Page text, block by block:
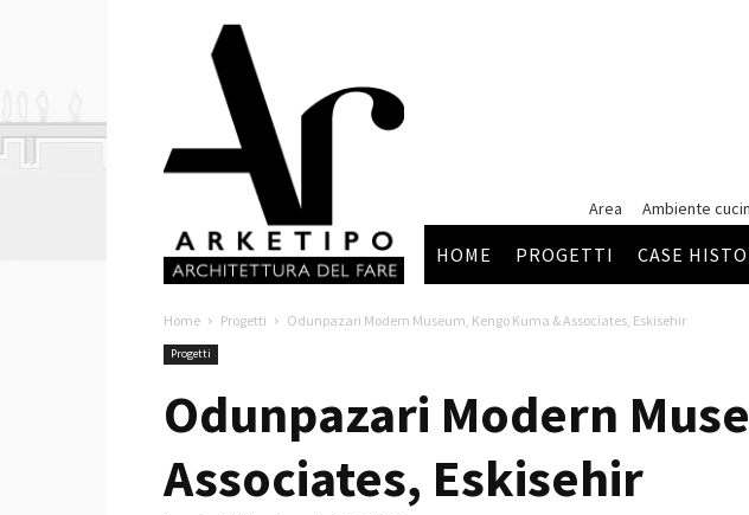
Arketipo
Area
Ambiente
HOME PROGETTI CASE
Home Progetti Odunpazari Modern Museum, Kengo Kuma & Associates, Eskisehir
Progetti
Odunpazari Modern
Associates, Eskisehir